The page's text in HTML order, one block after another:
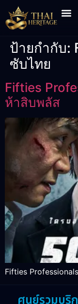
ป้ายกำกับ:
ซับไทย
Fifties
ห้าสิบพลัส
Fifties
ศูนย์รวมบริ